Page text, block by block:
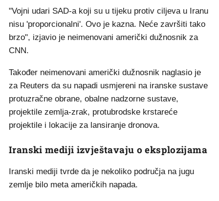
"Vojni udari SAD-a koji su u tijeku protiv ciljeva u Iranu
nisu 'proporcionalni'. Ovo je kazna. Neće završiti tako
brzo", izjavio je neimenovani američki dužnosnik za
CNN.
Također neimenovani američki dužnosnik naglasio je
za Reuters da su napadi usmjereni na iranske sustave
protuzračne obrane, obalne nadzorne sustave,
projektile zemlja-zrak, protubrodske krstareće
projektile i lokacije za lansiranje dronova.
Iranski mediji izvještavaju o eksplozijama
Iranski mediji tvrde da je nekoliko područja na jugu
zemlje bilo meta američkih napada.